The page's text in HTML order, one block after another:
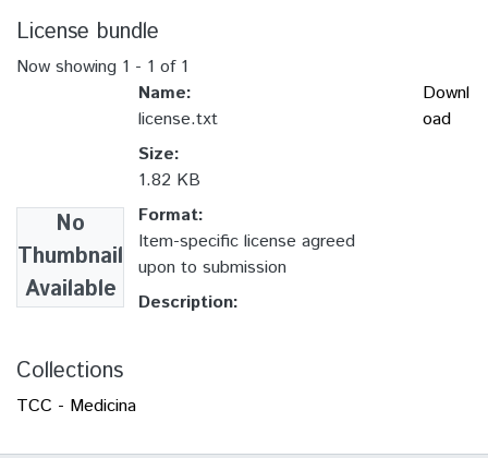
License bundle
Now showing 1 - 1 of 1
No
Thumbnail
Available
Name:
license.txt
Size:
1.82 KB
Format:
Item-specific license agreed
upon to submission
Description:
Downl
oad
Collections
TCC - Medicina